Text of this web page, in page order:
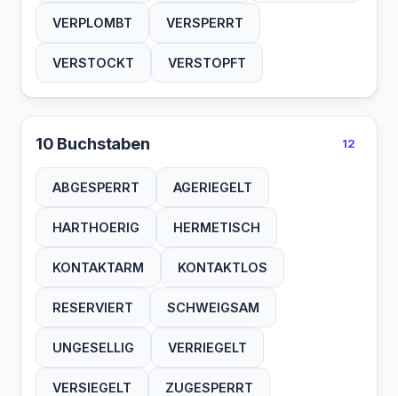
VERPLOMBT VERSPERRT
VERSTOCKT VERSTOPFT
10 Buchstaben 12
ABGESPERRT AGERIEGELT
HARTHOERIG HERMETISCH
KONTAKTARM KONTAKTLOS
RESERVIERT SCHWEIGSAM
UNGESELLIG VERRIEGELT
VERSIEGELT ZUGESPERRT